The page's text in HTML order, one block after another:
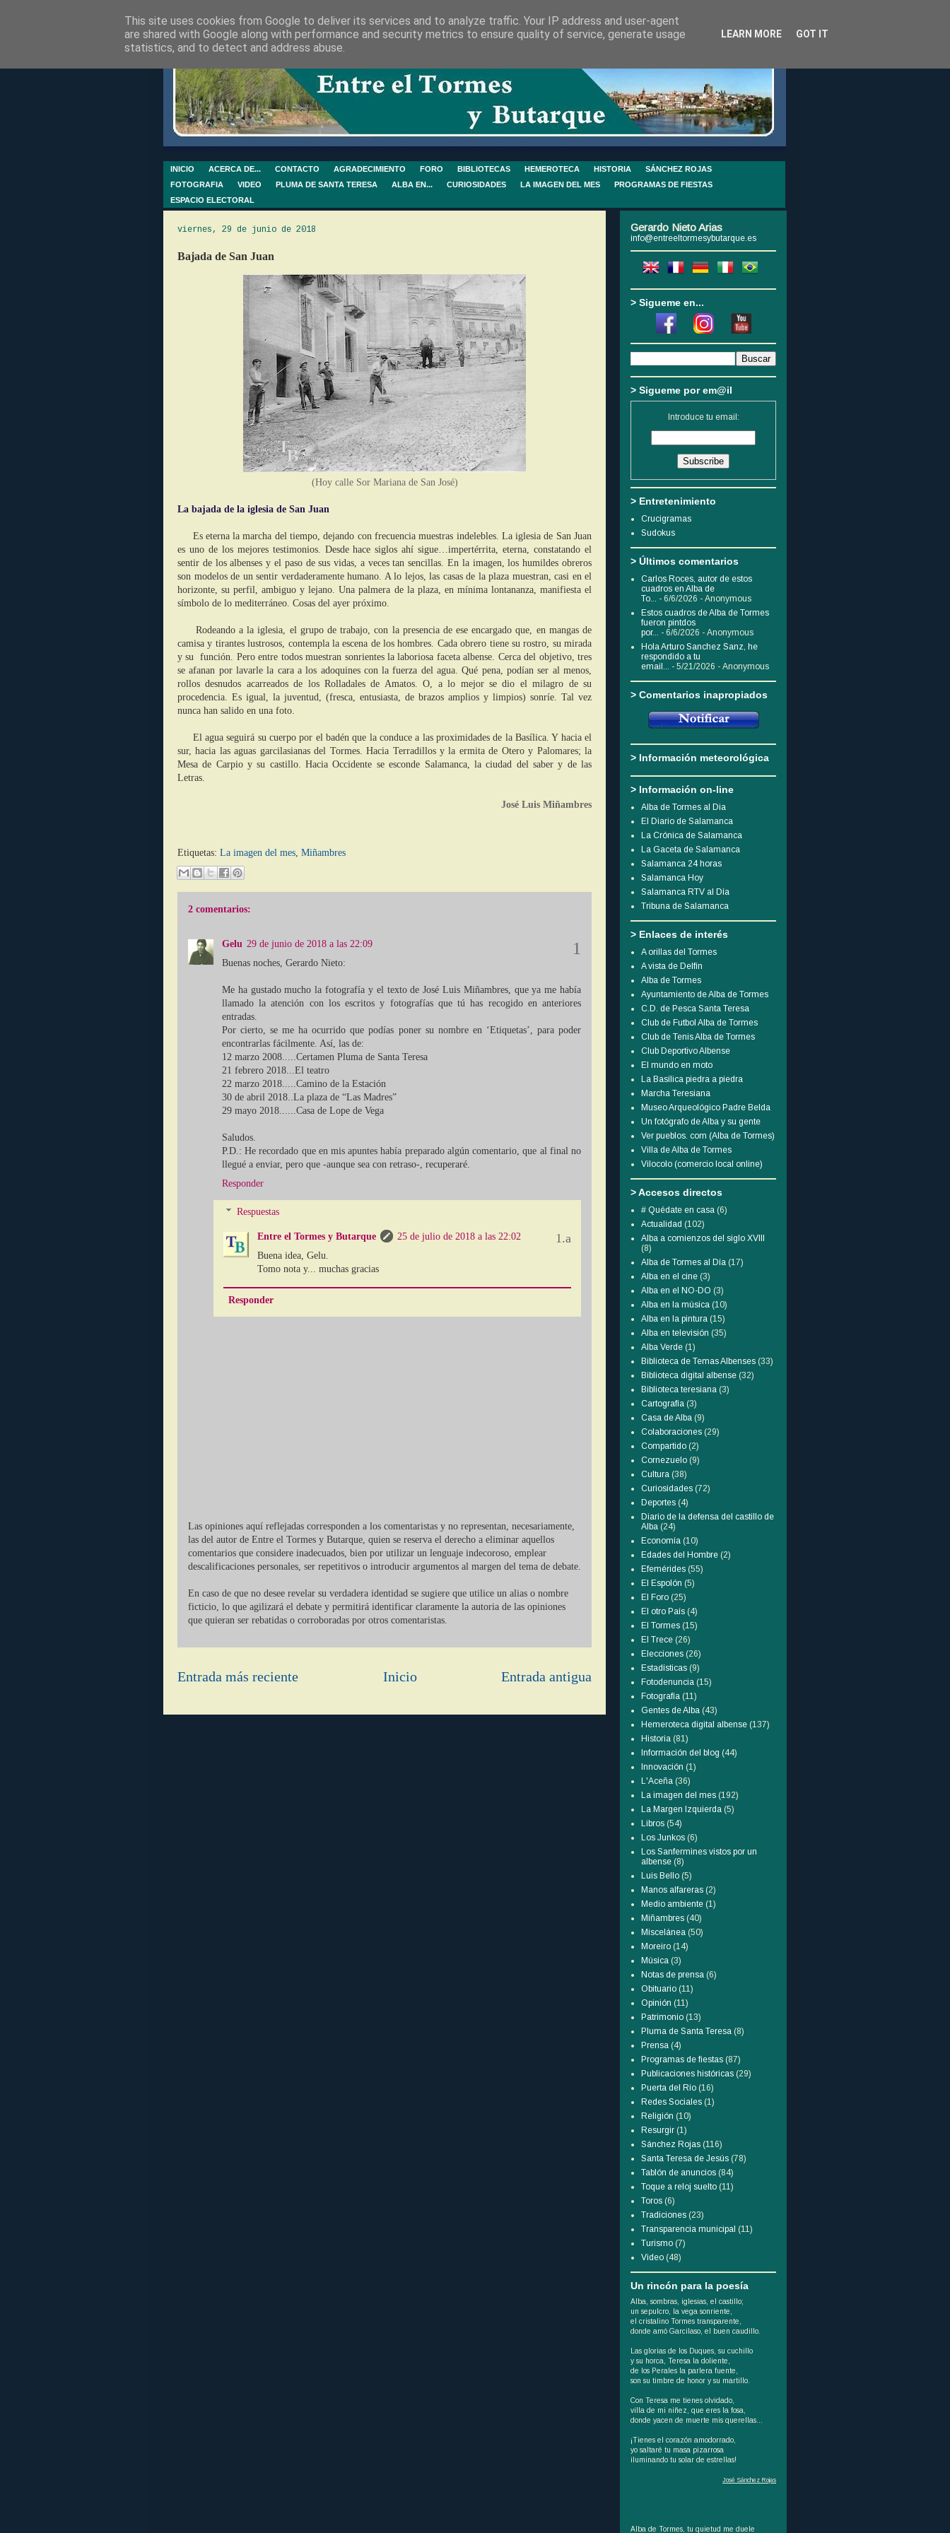
INICIO ACERCA DE... CONTACTO AGRADECIMIENTO FORO BIBLIOTECAS HEMEROTECA HISTORIA
SÁNCHEZ ROJAS
FOTOGRAFIA
VIDEO PLUMA DE SANTA TERESA ALBA EN... CURIOSIDADES LA IMAGEN DEL MES
PROGRAMAS DE FIESTAS
ESPACIO ELECTORAL
viernes, 29 de junio de 2018
Bajada de San Juan
(Hoy calle Sor Mariana de San José)
La bajada de la iglesia de San Juan
Es eterna la marcha del tiempo, dejando con frecuencia muestras indelebles. La iglesia de San Juan
es uno de los mejores testimonios. Desde hace siglos ahí sigue…impertérrita, eterna, constatando el
sentir de los albenses y el paso de sus vidas, a veces tan sencillas. En la imagen, los humildes obreros
son modelos de un sentir verdaderamente humano. A lo lejos, las casas de la plaza muestran, casi en el
horizonte, su perfil, ambiguo y lejano. Una palmera de la plaza, en mínima lontananza, manifiesta el
símbolo de lo mediterráneo. Cosas del ayer próximo.
Rodeando a la iglesia, el grupo de trabajo, con la presencia de ese encargado que, en mangas de
camisa y tirantes lustrosos, contempla la escena de los hombres. Cada obrero tiene su rostro, su mirada
y su función. Pero entre todos muestran sonrientes la laboriosa faceta albense. Cerca del objetivo, tres
se afanan por lavarle la cara a los adoquines con la fuerza del agua. Qué pena, podían ser al menos,
rollos desnudos acarreados de los Rolladales de Amatos. O, a lo mejor se dio el milagro de su
procedencia. Es igual, la juventud, (fresca, entusiasta, de brazos amplios y limpios) sonríe. Tal vez
nunca han salido en una foto.
El agua seguirá su cuerpo por el badén que la conduce a las proximidades de la Basílica. Y hacia el
sur, hacia las aguas garcilasianas del Tormes. Hacia Terradillos y la ermita de Otero y Palomares; la
Mesa de Carpio y su castillo. Hacia Occidente se esconde Salamanca, la ciudad del saber y de las
Letras.
José Luis Miñambres
Etiquetas: La imagen del mes, Miñambres
2 comentarios:
Gelu 29 de junio de 2018 a las 22:09
Buenas noches, Gerardo Nieto:
Me ha gustado mucho la fotografía y el texto de José Luis Miñambres, que ya me había
llamado la atención con los escritos y fotografías que tú has recogido en anteriores
entradas.
Por cierto, se me ha ocurrido que podías poner su nombre en ‘Etiquetas’, para poder
encontrarlas fácilmente. Así, las de:
12 marzo 2008.....Certamen Pluma de Santa Teresa
21 febrero 2018...El teatro
22 marzo 2018.....Camino de la Estación
30 de abril 2018..La plaza de “Las Madres”
29 mayo 2018......Casa de Lope de Vega
Saludos.
P.D.: He recordado que en mis apuntes había preparado algún comentario, que al final no
llegué a enviar, pero que -aunque sea con retraso-, recuperaré.
Responder
Respuestas
Entre el Tormes y Butarque
25 de julio de 2018 a las 22:02
Buena idea, Gelu.
Tomo nota y... muchas gracias
Responder
Las opiniones aquí reflejadas corresponden a los comentaristas y no representan, necesariamente,
las del autor de Entre el Tormes y Butarque, quien se reserva el derecho a eliminar aquellos
comentarios que considere inadecuados, bien por utilizar un lenguaje indecoroso, emplear
descalificaciones personales, ser repetitivos o introducir argumentos al margen del tema de debate.
En caso de que no desee revelar su verdadera identidad se sugiere que utilice un alias o nombre
ficticio, lo que agilizará el debate y permitirá identificar claramente la autoria de las opiniones
que quieran ser rebatidas o corroboradas por otros comentaristas.
Entrada más reciente Entrada antigua
Inicio
Gerardo Nieto Arias
info@entreeltormesybutarque.es
> Sigueme en...
> Sigueme por em@il
Introduce tu email:
> Entretenimiento
Crucigramas
Sudokus
> Últimos comentarios
Carlos Roces, autor de estos
cuadros en Alba de
To... - 6/6/2026 - Anonymous
Estos cuadros de Alba de Tormes
fueron pintdos
por... - 6/6/2026 - Anonymous
Hola Arturo Sanchez Sanz, he
respondido a tu
email... - 5/21/2026 - Anonymous
> Comentarios inapropiados
> Información meteorológica
> Información on-line
Alba de Tormes al Dia
El Diario de Salamanca
La Crónica de Salamanca
La Gaceta de Salamanca
Salamanca 24 horas
Salamanca Hoy
Salamanca RTV al Día
Tribuna de Salamanca
> Enlaces de interés
A orillas del Tormes
A vista de Delfín
Alba de Tormes
Ayuntamiento de Alba de Tormes
C.D. de Pesca Santa Teresa
Club de Futbol Alba de Tormes
Club de Tenis Alba de Tormes
Club Deportivo Albense
El mundo en moto
La Basílica piedra a piedra
Marcha Teresiana
Museo Arqueológico Padre Belda
Un fotógrafo de Alba y su gente
Ver pueblos. com (Alba de Tormes)
Villa de Alba de Tormes
Vilocolo (comercio local online)
> Accesos directos
# Quédate en casa (6)
Actualidad (102)
Alba a comienzos del siglo XVIII
(8)
Alba de Tormes al Día (17)
Alba en el cine (3)
Alba en el NO-DO (3)
Alba en la música (10)
Alba en la pintura (15)
Alba en televisión (35)
Alba Verde (1)
Biblioteca de Temas Albenses (33)
Biblioteca digital albense (32)
Biblioteca teresiana (3)
Cartografía (3)
Casa de Alba (9)
Colaboraciones (29)
Compartido (2)
Cornezuelo (9)
Cultura (38)
Curiosidades (72)
Deportes (4)
Diario de la defensa del castillo de
Alba (24)
Economía (10)
Edades del Hombre (2)
Efemérides (55)
El Espolón (5)
El Foro (25)
El otro País (4)
El Tormes (15)
El Trece (26)
Elecciones (26)
Estadísticas (9)
Fotodenuncia (15)
Fotografía (11)
Gentes de Alba (43)
Hemeroteca digital albense (137)
Historia (81)
Información del blog (44)
Innovación (1)
L'Aceña (36)
La imagen del mes (192)
La Margen Izquierda (5)
Libros (54)
Los Junkos (6)
Los Sanfermines vistos por un
albense (8)
Luis Bello (5)
Manos alfareras (2)
Medio ambiente (1)
Miñambres (40)
Miscelánea (50)
Moreiro (14)
Música (3)
Notas de prensa (6)
Obituario (11)
Opinión (11)
Patrimonio (13)
Pluma de Santa Teresa (8)
Prensa (4)
Programas de fiestas (87)
Publicaciones históricas (29)
Puerta del Río (16)
Redes Sociales (1)
Religión (10)
Resurgir (1)
Sánchez Rojas (116)
Santa Teresa de Jesús (78)
Tablón de anuncios (84)
Toque a reloj suelto (11)
Toros (6)
Tradiciones (23)
Transparencia municipal (11)
Turismo (7)
Video (48)
Un rincón para la poesía
Alba, sombras, iglesias, el castillo;
un sepulcro, la vega sonriente,
el cristalino Tormes transparente,
donde amó Garcilaso, el buen caudillo.
Las glorias de los Duques, su cuchillo
y su horca, Teresa la doliente,
de los Perales la parlera fuente,
son su timbre de honor y su martillo.
Con Teresa me tienes olvidado,
villa de mi niñez, que eres la fosa,
donde yacen de muerte mis querellas...
¡Tienes el corazón amodorrado,
yo saltaré tu masa pizarrosa
iluminando tu solar de estrellas!
José Sánchez Rojas
Alba de Tormes, tu quietud me duele
This site uses cookies from Google to deliver its services and to analyze traffic. Your IP address and user-agent
are shared with Google along with performance and security metrics to ensure quality of service, generate usage
statistics, and to detect and address abuse.
LEARN MORE GOT IT